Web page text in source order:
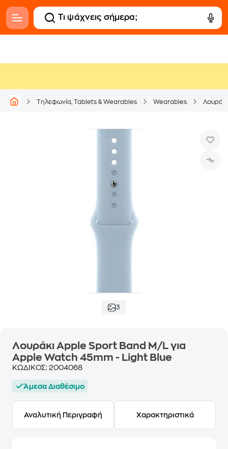
Τηλεφωνία, Tablets & Wearables Wearables
3
Λουράκι Apple Sport Band M/L για
Apple Watch 45mm - Light Blue
ΚΩΔΙΚΟΣ: 2004068
Άμεσα Διαθέσιμο
Αναλυτική Περιγραφή Χαρακτηριστικά